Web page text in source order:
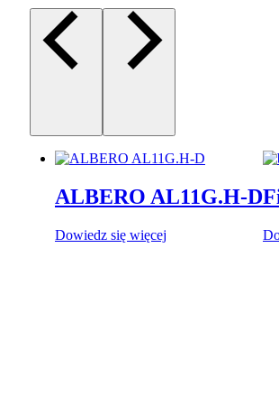
ALBERO AL11G.H-D
Dowiedz się więcej